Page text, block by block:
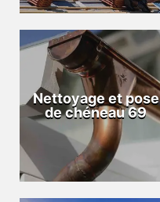
Nettoyage et pose
de chéneau 69